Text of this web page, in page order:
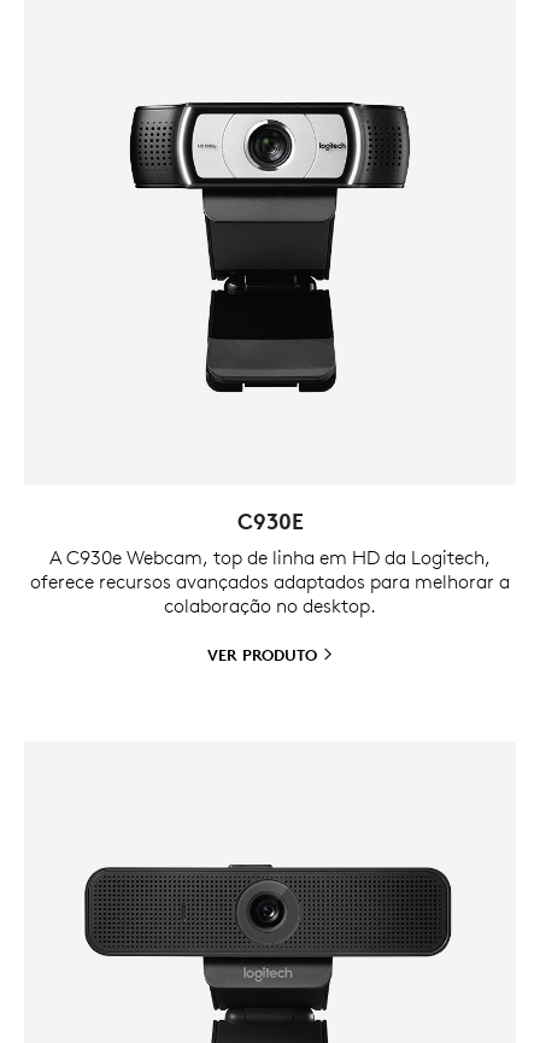
C930E
A C930e Webcam, top de linha em HD da Logitech,
oferece recursos avançados adaptados para melhorar a
colaboração no desktop.
VER PRODUTO